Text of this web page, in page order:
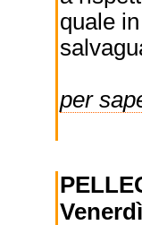
quale
per